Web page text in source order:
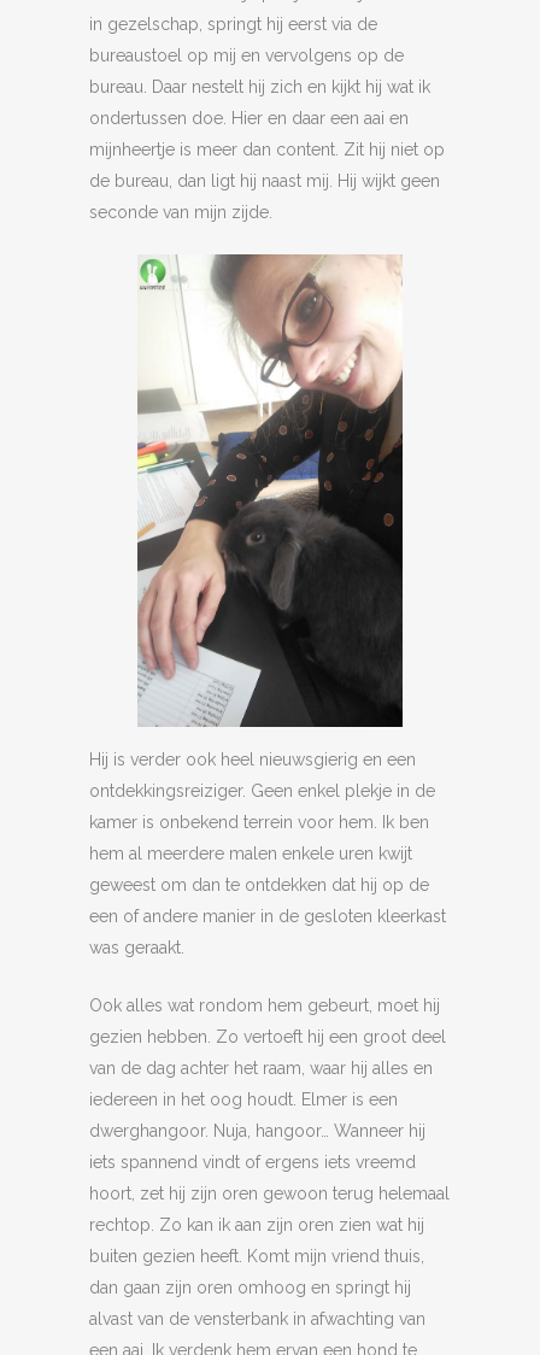
in gezelschap, springt hij eerst via de
bureaustoel op mij en vervolgens op de
bureau. Daar nestelt hij zich en kijkt hij wat ik
ondertussen doe. Hier en daar een aai en
mijnheertje is meer dan content. Zit hij niet op
de bureau, dan ligt hij naast mij. Hij wijkt geen
seconde van mijn zijde.
Hij is verder ook heel nieuwsgierig en een
ontdekkingsreiziger. Geen enkel plekje in de
kamer is onbekend terrein voor hem. Ik ben
hem al meerdere malen enkele uren kwijt
geweest om dan te ontdekken dat hij op de
een of andere manier in de gesloten kleerkast
was geraakt.
Ook alles wat rondom hem gebeurt, moet hij
gezien hebben. Zo vertoeft hij een groot deel
van de dag achter het raam, waar hij alles en
iedereen in het oog houdt. Elmer is een
dwerghangoor. Nuja, hangoor… Wanneer hij
iets spannend vindt of ergens iets vreemd
hoort, zet hij zijn oren gewoon terug helemaal
rechtop. Zo kan ik aan zijn oren zien wat hij
buiten gezien heeft. Komt mijn vriend thuis,
dan gaan zijn oren omhoog en springt hij
alvast van de vensterbank in afwachting van
een aai. Ik verdenk hem ervan een hond te